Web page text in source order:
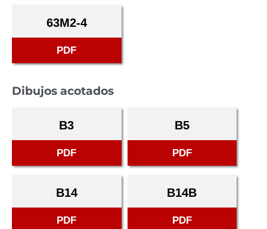
63M2-4
PDF
Dibujos acotados
B3
PDF
B5
PDF
B14
PDF
B14B
PDF